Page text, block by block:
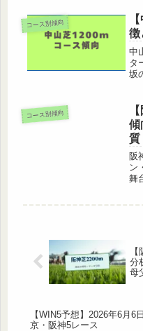
券
コース別傾向
徴
中
タ
坂
3
カ
コース別傾向
傾
質
阪
ン
舞
分
母
【WIN5予想】2026年6月6
京・阪神5レース